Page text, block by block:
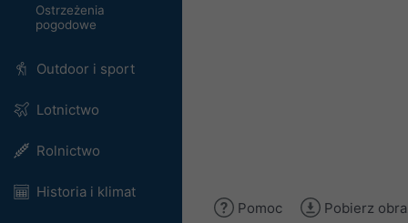
Ostrzeżenia
pogodowe
Outdoor i sport
Lotnictwo
Rolnictwo
Historia i klimat
Pomoc
Pobierz